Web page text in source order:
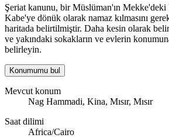
Şeriat kanunu, bir Müslüman'ın
Kabe'ye dönük olarak namaz kılmasını
haritada belirtilmiştir. Daha kesin olarak
ve yakındaki sokakların ve evlerin
belirleyin.
Konumumu bul
Mevcut konum
Nag Hammadi, Kina, Mısır, Mısır
Saat dilimi
Africa/Cairo